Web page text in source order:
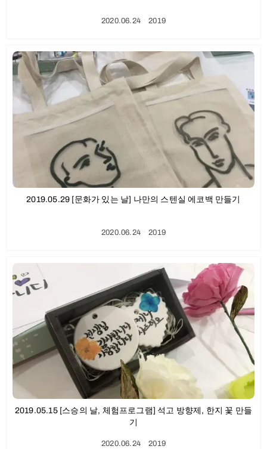
2020.06.24ㆍ2019
2019.05.29 [문화가 있는 날] 나만의 스텐실 에코백 만들기
2020.06.24ㆍ2019
2019.05.15 [스승의 날, 체험프로그램] 석고 방향제, 한지 꽃 만들
기
2020.06.24ㆍ2019